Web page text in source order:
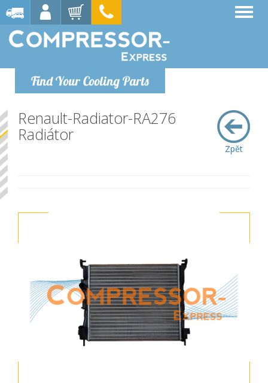
Find Your Cooling Parts
Zpět
Renault-Radiator-RA276
Radiátor